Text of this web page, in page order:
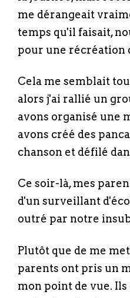
me dérangeait
temps qu'il faisait,
pour une récréation
Cela me semblait
alors j'ai rallié un
avons organisé une
avons créé des
chanson et défilé
Ce soir-là, mes
d'un surveillant
outré par notre
Plutôt que de me
parents ont pris un
mon point de vue.